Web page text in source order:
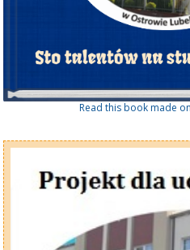
Read this book made